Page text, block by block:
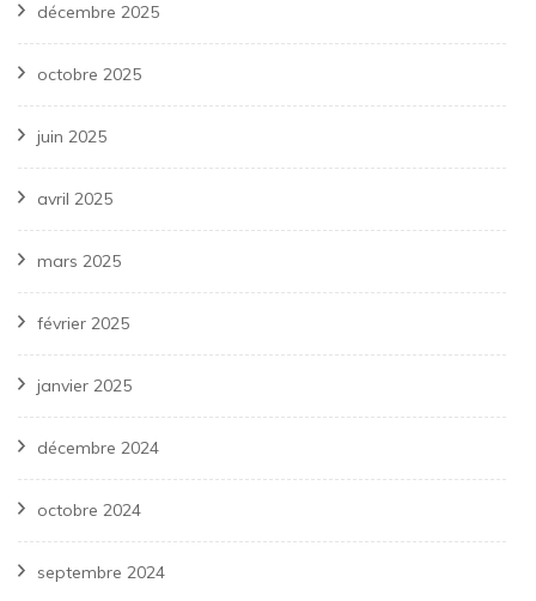
décembre 2025
octobre 2025
juin 2025
avril 2025
mars 2025
février 2025
janvier 2025
décembre 2024
octobre 2024
septembre 2024